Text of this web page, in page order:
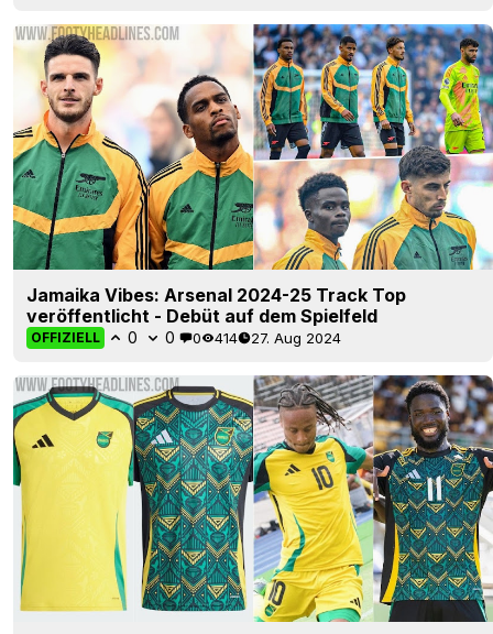
Jamaika Vibes: Arsenal 2024-25 Track Top
veröffentlicht - Debüt auf dem Spielfeld
OFFIZIELL 0 0 0 414 27. Aug 2024